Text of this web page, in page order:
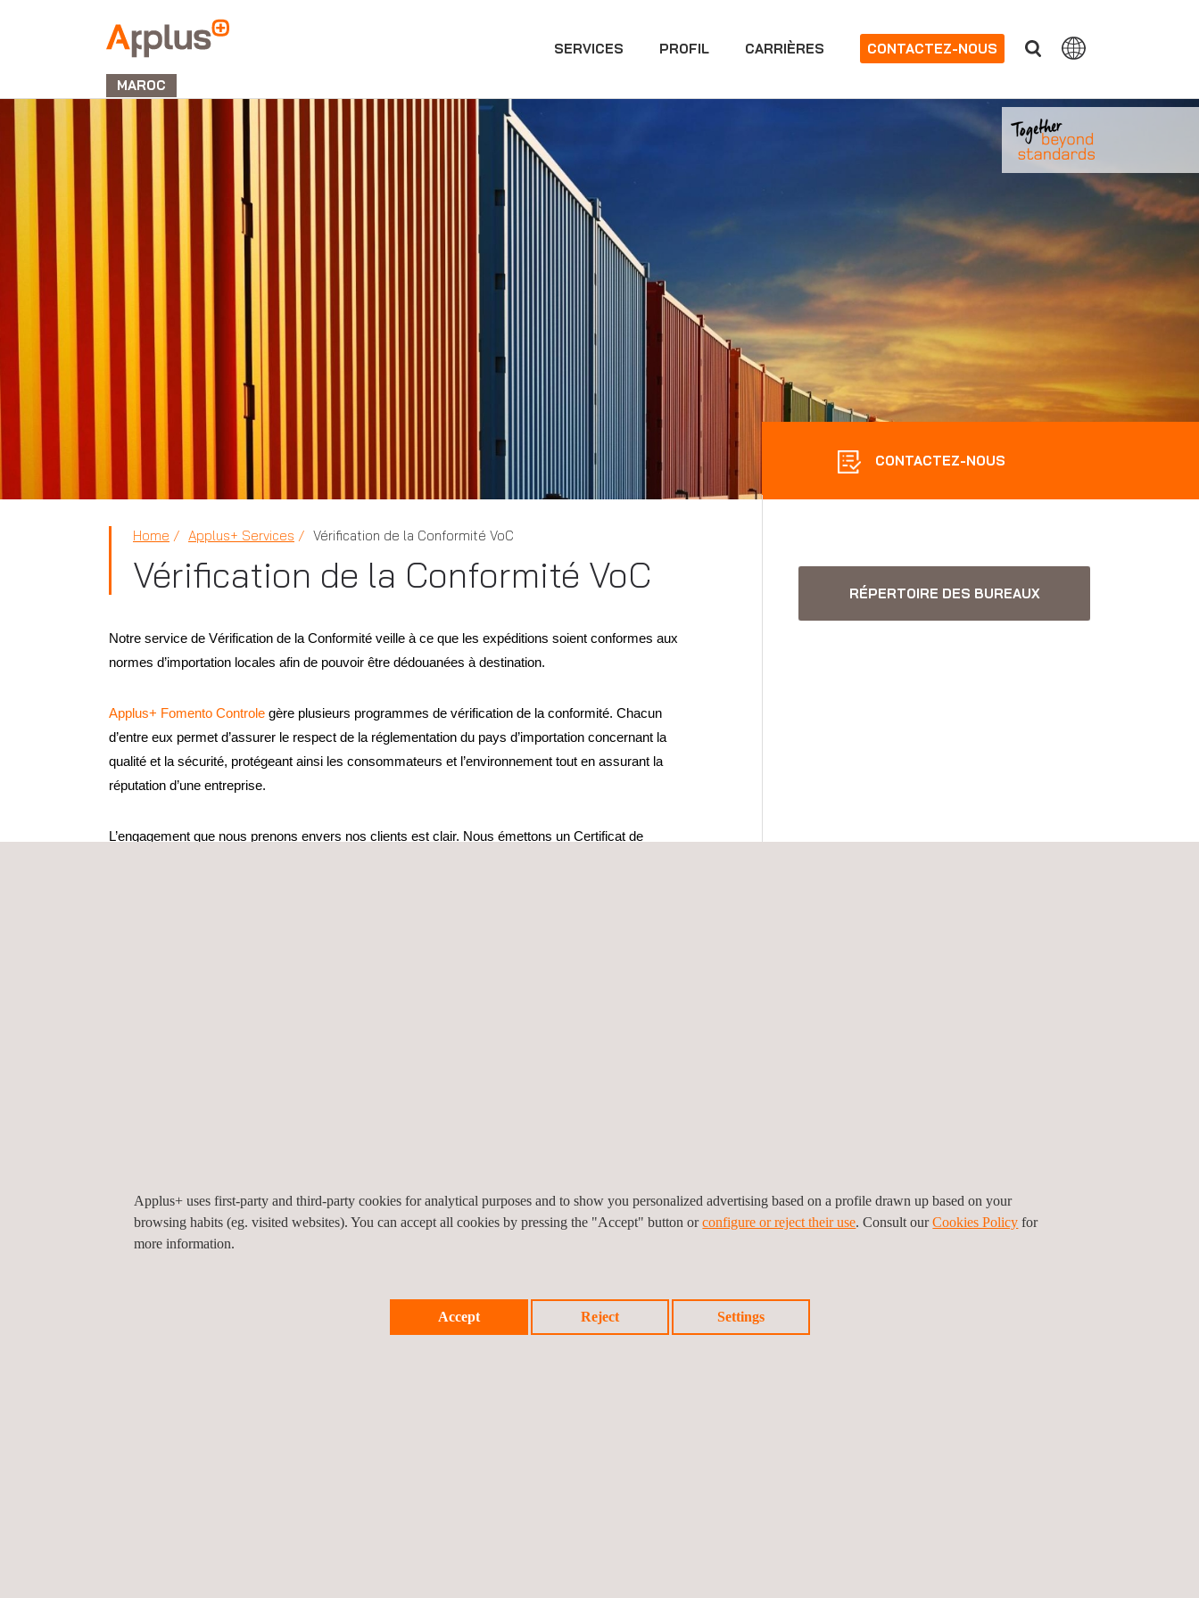
APPLUS+
MAROC
SERVICES PROFIL CARRIÈRES CONTACTEZ-NOUS
CONTACTEZ-NOUS
Home Applus+ Services Vérification de la Conformité VoC
Vérification de la Conformité VoC
Notre service de Vérification de la Conformité veille à ce que les expéditions soient conformes aux
normes d’importation locales afin de pouvoir être dédouanées à destination.
Applus+ Fomento Controle gère plusieurs programmes de vérification de la conformité. Chacun
d’entre eux permet d’assurer le respect de la réglementation du pays d’importation concernant la
qualité et la sécurité, protégeant ainsi les consommateurs et l’environnement tout en assurant la
réputation d’une entreprise.
L’engagement que nous prenons envers nos clients est clair. Nous émettons un Certificat de
locales rapidement, avec exactitude et de la manière la plus efficace possible.
Une fois la conformité établie, nous émettons un Certificat de Conformité requis obligatoirement par le
RÉPERTOIRE DES BUREAUX
Applus+ uses first-party and third-party cookies for analytical purposes and to show you personalized advertising based on a profile drawn up based on your
browsing habits (eg. visited websites). You can accept all cookies by pressing the "Accept" button orconfigure or reject their use. Consult ourCookies Policy for
more information.
Accept Reject Settings